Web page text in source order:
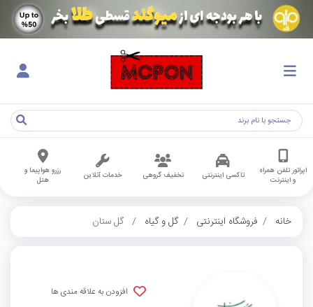
اپراتور تلفن همراه
و اینترنت
تاکسی اینترنتی تخفیف گروهی خدمات آنلاین
رزرو هواپیما و
هتل
خانه فروشگاه اینترنتی گل و گیاه گل ستان
افزودن به علاقه مندی ها